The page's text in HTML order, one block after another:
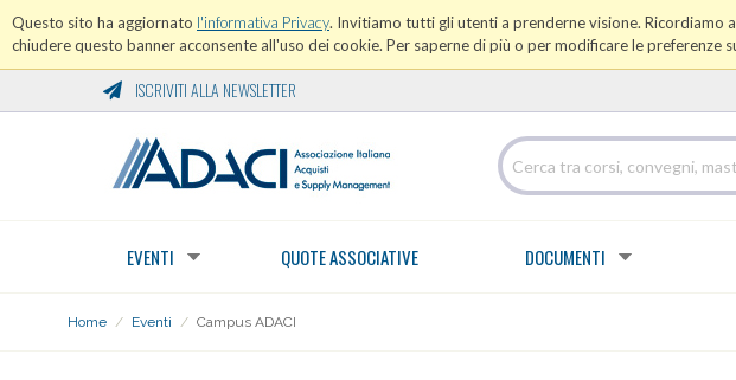
Questo sito ha aggiornato l'informativa Privacy. Invitiamo tutti gli utenti a prenderne visione. Ricordiamo
chiudere questo banner acconsente all'uso dei cookie. Per saperne di più o per modificare le preferenze
ISCRIVITI ALLA NEWSLETTER
EVENTI QUOTE ASSOCIATIVE DOCUMENTI
Home / Eventi / Campus ADACI